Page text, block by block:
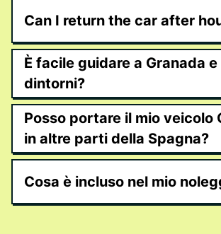
Can I return the car after
È facile guidare a Granada e
dintorni?
Posso portare il mio veicolo
in altre parti della Spagna?
Cosa è incluso nel mio